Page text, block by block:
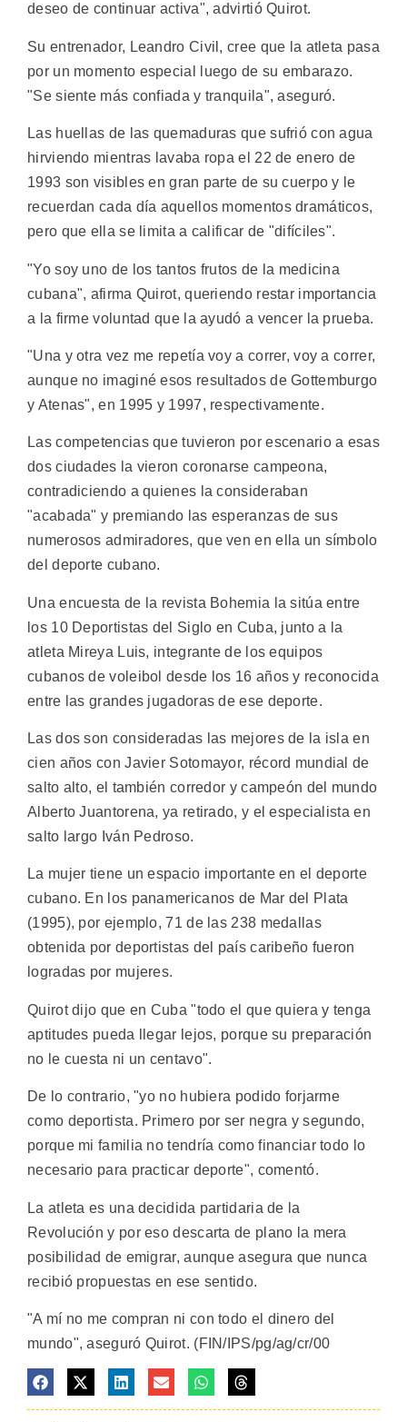
deseo de continuar activa", advirtió Quirot.
Su entrenador, Leandro Civil, cree que la atleta pasa
por un momento especial luego de su embarazo.
"Se siente más confiada y tranquila", aseguró.
Las huellas de las quemaduras que sufrió con agua
hirviendo mientras lavaba ropa el 22 de enero de
1993 son visibles en gran parte de su cuerpo y le
recuerdan cada día aquellos momentos dramáticos,
pero que ella se limita a calificar de "difíciles".
"Yo soy uno de los tantos frutos de la medicina
cubana", afirma Quirot, queriendo restar importancia
a la firme voluntad que la ayudó a vencer la prueba.
"Una y otra vez me repetía voy a correr, voy a correr,
aunque no imaginé esos resultados de Gottemburgo
y Atenas", en 1995 y 1997, respectivamente.
Las competencias que tuvieron por escenario a esas
dos ciudades la vieron coronarse campeona,
contradiciendo a quienes la consideraban
"acabada" y premiando las esperanzas de sus
numerosos admiradores, que ven en ella un símbolo
del deporte cubano.
Una encuesta de la revista Bohemia la sitúa entre
los 10 Deportistas del Siglo en Cuba, junto a la
atleta Mireya Luis, integrante de los equipos
cubanos de voleibol desde los 16 años y reconocida
entre las grandes jugadoras de ese deporte.
Las dos son consideradas las mejores de la isla en
cien años con Javier Sotomayor, récord mundial de
salto alto, el también corredor y campeón del mundo
Alberto Juantorena, ya retirado, y el especialista en
salto largo Iván Pedroso.
La mujer tiene un espacio importante en el deporte
cubano. En los panamericanos de Mar del Plata
(1995), por ejemplo, 71 de las 238 medallas
obtenida por deportistas del país caribeño fueron
logradas por mujeres.
Quirot dijo que en Cuba "todo el que quiera y tenga
aptitudes pueda llegar lejos, porque su preparación
no le cuesta ni un centavo".
De lo contrario, "yo no hubiera podido forjarme
como deportista. Primero por ser negra y segundo,
porque mi familia no tendría como financiar todo lo
necesario para practicar deporte", comentó.
La atleta es una decidida partidaria de la
Revolución y por eso descarta de plano la mera
posibilidad de emigrar, aunque asegura que nunca
recibió propuestas en ese sentido.
"A mí no me compran ni con todo el dinero del
mundo", aseguró Quirot. (FIN/IPS/pg/ag/cr/00